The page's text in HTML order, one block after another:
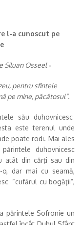
l-a cunoscut pe
Siluan Osseel-
pentru sfintele
pe mine, păcătosul”.
său duhovnicesc
este terenul unde
poate rodi. Mai ales
duhovnicesc
atât din cărţi sau din
o, dar mai cu seamă,
“cufărul cu bogăţii”,
părintele Sofronie un